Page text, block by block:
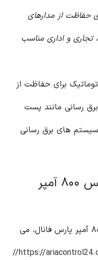
حفاظت از مدارهای
تجاری و اداری مناسب
برای حفاظت از
رسانی مانند پست
های برق رسانی
خرید کلید اتوماتیک فیکس ۸۰۰ آمپر
برای خرید کلید اتوماتیک فیکس ۸۰۰ آمپر پارس فانال، می
https://